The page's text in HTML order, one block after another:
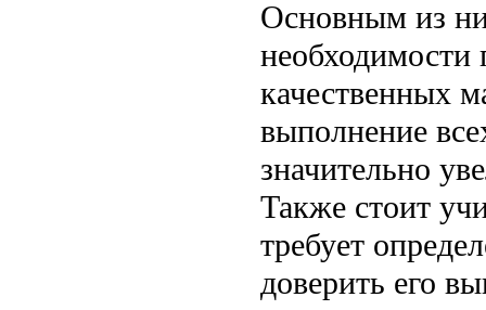
Основным из
необходимости
качественных
выполнение
значительно
Также стоит
требует
доверить его